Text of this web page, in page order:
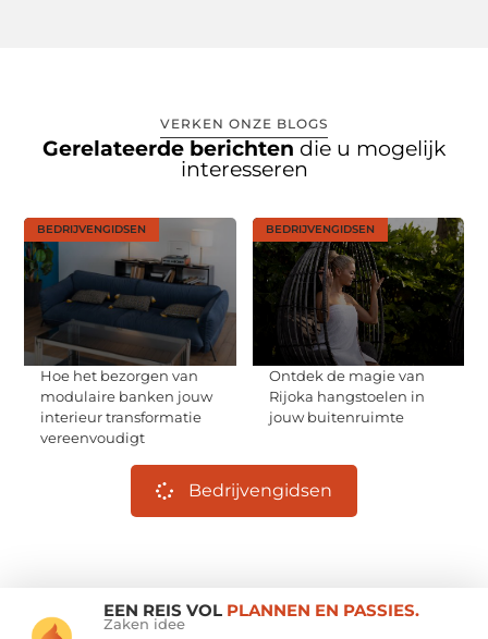
VERKEN ONZE BLOGS
Gerelateerde berichten die u mogelijk
interesseren
BEDRIJVENGIDSEN
Hoe het bezorgen van
modulaire banken jouw
interieur transformatie
vereenvoudigt
BEDRIJVENGIDSEN
Ontdek de magie van
Rijoka hangstoelen in
jouw buitenruimte
Bedrijvengidsen
EEN REIS VOL PLANNEN EN PASSIES.
Zaken idee